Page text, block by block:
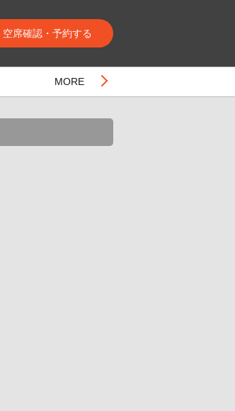
空席確認・予約する
MORE